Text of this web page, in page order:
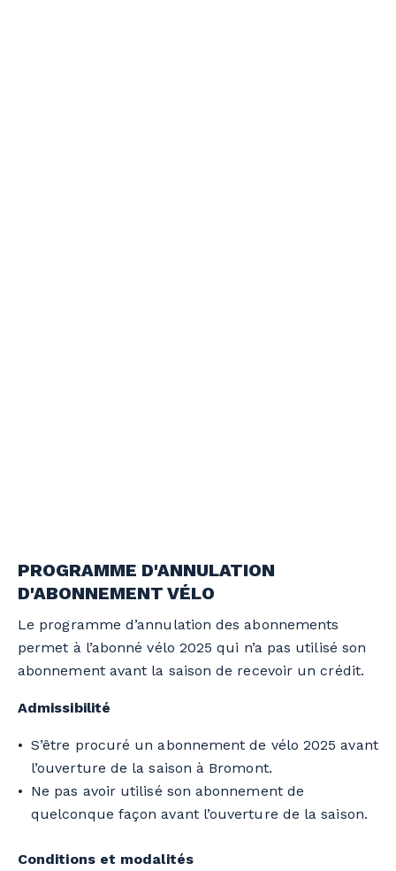
PROGRAMME D'ANNULATION
D'ABONNEMENT VÉLO
Le programme d’annulation des abonnements
permet à l’abonné vélo 2025 qui n’a pas utilisé son
abonnement avant la saison de recevoir un crédit.
Admissibilité
S’être procuré un abonnement de vélo 2025 avant
l’ouverture de la saison à Bromont.
Ne pas avoir utilisé son abonnement de
quelconque façon avant l’ouverture de la saison.
Conditions et modalités